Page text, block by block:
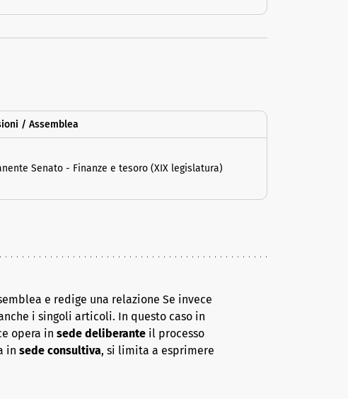
/ Assemblea
Senato - Finanze e tesoro (XIX legislatura)
e redige una relazione Se invece
i singoli articoli. In questo caso in
opera in sede deliberante il processo
in sede consultiva, si limita a esprimere